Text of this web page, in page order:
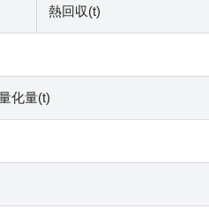
熱回収(t)
化量(t)